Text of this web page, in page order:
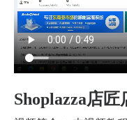
Shoplazza店